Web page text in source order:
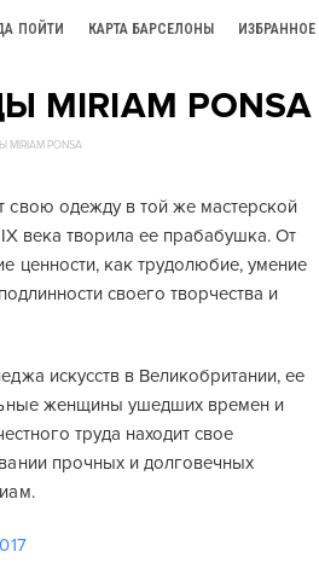
ПОЙТИ КАРТА БАРСЕЛОНЫ ИЗБРАННОЕ
MIRIAM PONSA
PONSA
одежду в той же мастерской
века творила ее прабабушка. От
ценности, как трудолюбие, умение
своего творчества и
искусств в Великобритании, ее
женщины ушедших времен и
труда находит свое
прочных и долговечных